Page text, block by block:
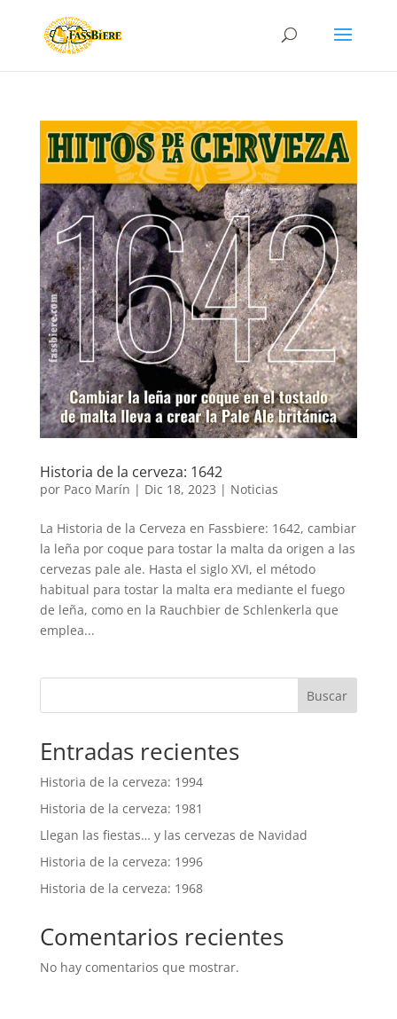
Historia de la cerveza: 1642
por Paco Marín | Dic 18, 2023 | Noticias
La Historia de la Cerveza en Fassbiere: 1642, cambiar
la leña por coque para tostar la malta da origen a las
cervezas pale ale. Hasta el siglo XVI, el método
habitual para tostar la malta era mediante el fuego
de leña, como en la Rauchbier de Schlenkerla que
emplea...
Buscar
Entradas recientes
Historia de la cerveza: 1994
Historia de la cerveza: 1981
Llegan las fiestas… y las cervezas de Navidad
Historia de la cerveza: 1996
Historia de la cerveza: 1968
Comentarios recientes
No hay comentarios que mostrar.